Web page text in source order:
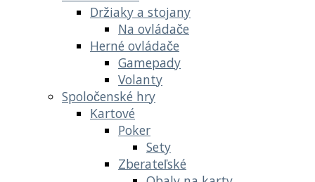
Držiaky a stojany
Na ovládače
Herné ovládače
Gamepady
Volanty
Spoločenské hry
Kartové
Poker
Sety
Zberateľské